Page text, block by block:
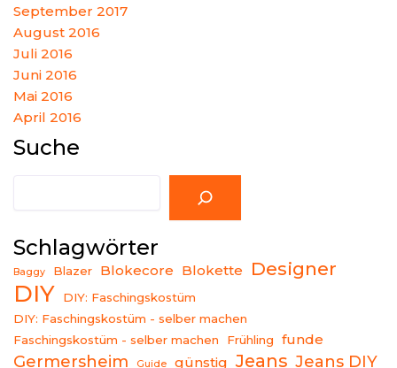
September 2017
August 2016
Juli 2016
Juni 2016
Mai 2016
April 2016
Suche
Schlagwörter
Baggy Blazer Blokecore Blokette Designer
DIY
DIY: Faschingskostüm
DIY: Faschingskostüm - selber machen
Faschingskostüm - selber machen
Frühling funde
Germersheim Guide günstig Jeans Jeans DIY